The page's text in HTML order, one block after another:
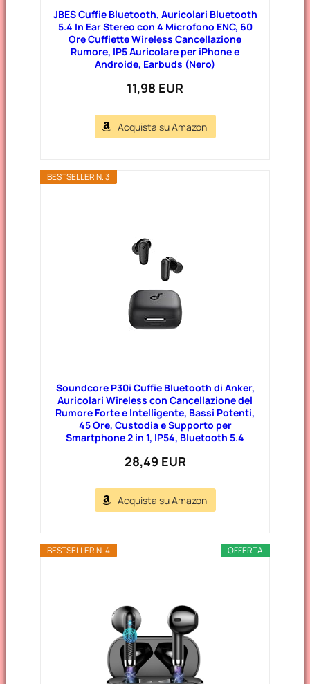
JBES Cuffie Bluetooth, Auricolari Bluetooth
5.4 In Ear Stereo con 4 Microfono ENC, 60
Ore Cuffiette Wireless Cancellazione
Rumore, IP5 Auricolare per iPhone e
Androide, Earbuds (Nero)
11,98 EUR
Acquista su Amazon
BESTSELLER N. 3
Soundcore P30i Cuffie Bluetooth di Anker,
Auricolari Wireless con Cancellazione del
Rumore Forte e Intelligente, Bassi Potenti,
45 Ore, Custodia e Supporto per
Smartphone 2 in 1, IP54, Bluetooth 5.4
28,49 EUR
Acquista su Amazon
OFFERTA
BESTSELLER N. 4